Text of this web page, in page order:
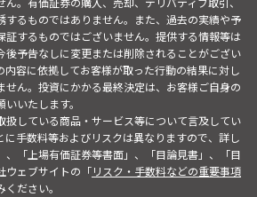
するものではありません。また、過去の実績や予
証するものではございません。提供する情報等は
後予告なしに変更または削除されることがござい
内容に依拠してお客様が取った行動の結果に対し
せん。投資にかかる最終決定は、お客様ご自身の
いたします。
扱している商品・サービス等について言及してい
に手数料等およびリスクは異なりますので、詳し
、「上場有価証券等書面」、「目論見書」、「目
ウェブサイトの「リスク・手数料などの重要事項
ださい。